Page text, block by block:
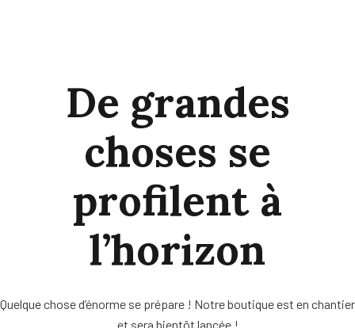
De grandes
choses se
profilent à
l’horizon
Quelque chose d’énorme se prépare ! Notre boutique est en chantier
et sera bientôt lancée !